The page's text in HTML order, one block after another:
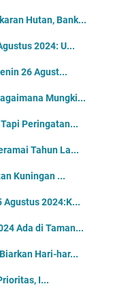
Hutan, Bank...
2024: U...
26 Agust...
Mungki...
Peringatan...
Tahun La...
Kuningan ...
Agustus 2024:K...
Ada di Taman...
Hari-har...
I...